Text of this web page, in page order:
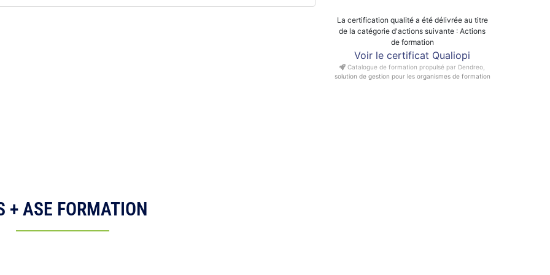
La certification qualité a été délivrée au titre
de la catégorie d'actions suivante : Actions
de formation
Voir le certificat Qualiopi
Catalogue de formation propulsé par Dendreo,
solution de gestion pour les organismes de formation
+ ASE FORMATION